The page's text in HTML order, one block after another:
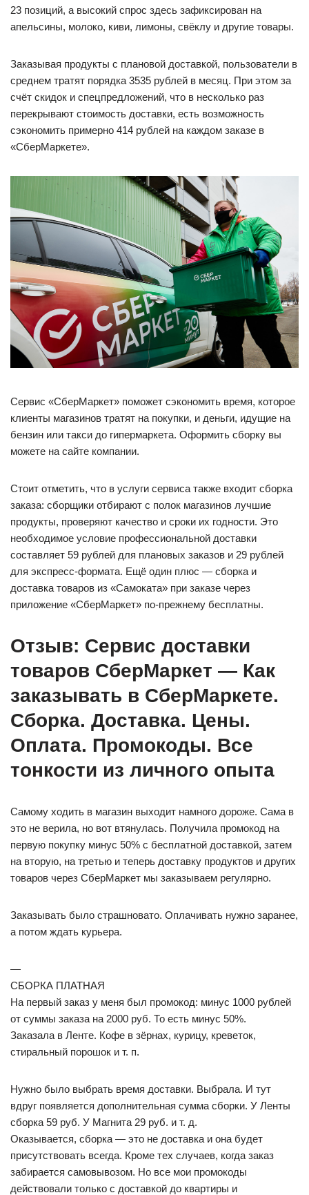
23 позиций, а высокий спрос здесь зафиксирован на
апельсины, молоко, киви, лимоны, свёклу и другие товары.
Заказывая продукты с плановой доставкой, пользователи в
среднем тратят порядка 3535 рублей в месяц. При этом за
счёт скидок и спецпредложений, что в несколько раз
перекрывают стоимость доставки, есть возможность
сэкономить примерно 414 рублей на каждом заказе в
«СберМаркете».
Сервис «СберМаркет» поможет сэкономить время, которое
клиенты магазинов тратят на покупки, и деньги, идущие на
бензин или такси до гипермаркета. Оформить сборку вы
можете на сайте компании.
Стоит отметить, что в услуги сервиса также входит сборка
заказа: сборщики отбирают с полок магазинов лучшие
продукты, проверяют качество и сроки их годности. Это
необходимое условие профессиональной доставки
составляет 59 рублей для плановых заказов и 29 рублей
для экспресс-формата. Ещё один плюс — сборка и
доставка товаров из «Самоката» при заказе через
приложение «СберМаркет» по-прежнему бесплатны.
Отзыв: Сервис доставки
товаров СберМаркет — Как
заказывать в СберМаркете.
Сборка. Доставка. Цены.
Оплата. Промокоды. Все
тонкости из личного опыта
Самому ходить в магазин выходит намного дороже. Сама в
это не верила, но вот втянулась. Получила промокод на
первую покупку минус 50% с бесплатной доставкой, затем
на вторую, на третью и теперь доставку продуктов и других
товаров через СберМаркет мы заказываем регулярно.
Заказывать было страшновато. Оплачивать нужно заранее,
а потом ждать курьера.
—
СБОРКА ПЛАТНАЯ
На первый заказ у меня был промокод: минус 1000 рублей
от суммы заказа на 2000 руб. То есть минус 50%.
Заказала в Ленте. Кофе в зёрнах, курицу, креветок,
стиральный порошок и т. п.
Нужно было выбрать время доставки. Выбрала. И тут
вдруг появляется дополнительная сумма сборки. У Ленты
сборка 59 руб. У Магнита 29 руб. и т. д.
Оказывается, сборка — это не доставка и она будет
присутствовать всегда. Кроме тех случаев, когда заказ
забирается самовывозом. Но все мои промокоды
действовали только с доставкой до квартиры и